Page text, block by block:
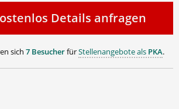
Details anfragen
sich 7 BesucherfürStellenangebote als PKA.